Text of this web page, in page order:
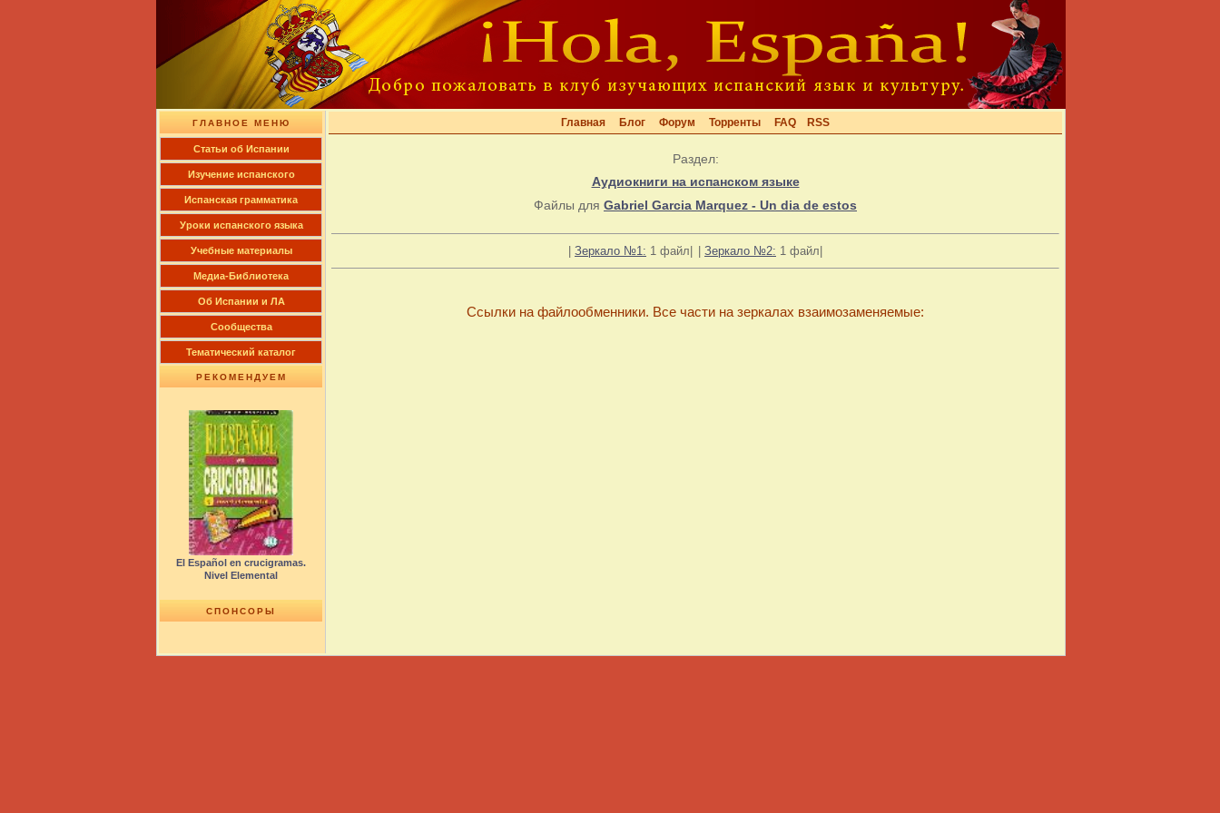
ГЛАВНОЕ МЕНЮ
Cтатьи об Испании
Изучение испанского
Испанская грамматика
Уроки испанского языка
Учебные материалы
Медиа-Библиотека
Об Испании и ЛА
Сообщества
Тематический каталог
РЕКОМЕНДУЕМ
El Español en crucigramas.
Nivel Elemental
СПОНСОРЫ
Главная Блог Форум Торренты FAQ RSS
Раздел:
Аудиокниги на испанском языке
Файлы для Gabriel Garcia Marquez - Un dia de estos
Зеркало №1: 1 файл| Зеркало №2: 1 файл|
Ссылки на файлообменники. Все части на зеркалах взаимозаменяемые: